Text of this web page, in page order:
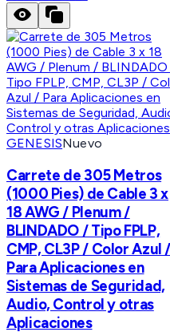
GENESISNuevo
Carrete de 305 Metros
(1000 Pies) de Cable 3 x
18 AWG / Plenum /
BLINDADO / Tipo FPLP,
CMP, CL3P / Color Azul /
Para Aplicaciones en
Sistemas de Seguridad,
Audio, Control y otras
Aplicaciones